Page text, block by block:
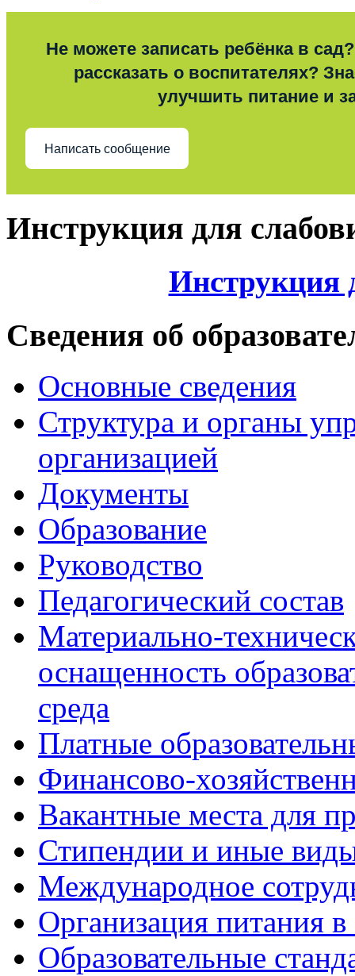
Не можете записать ребёнка в
рассказать о воспитателях?
улучшить питание и
Написать сообщение
Инструкция для
Инструкция
Сведения об
Основные сведения
Структура и органы
организацией
Документы
Образование
Руководство
Педагогический состав
Материально-
оснащенность
среда
Платные
Финансово-
Вакантные места для
Стипендии и иные
Международное
Организация питания в
Образовательные